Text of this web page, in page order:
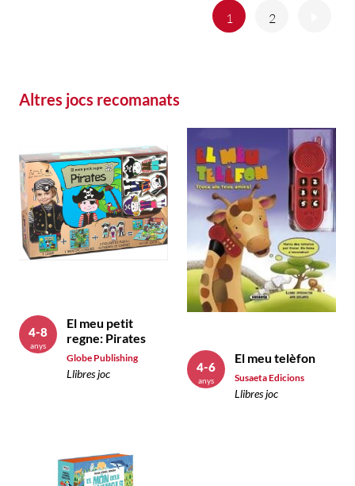
Anterior
1 2
Altres jocs recomanats
El meu petit
regne: Pirates
Globe Publishing
Llibres joc
4-8
anys
El meu telèfon
Susaeta Edicions
Llibres joc
4-6
anys